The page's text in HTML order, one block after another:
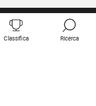
Classifica Ricerca